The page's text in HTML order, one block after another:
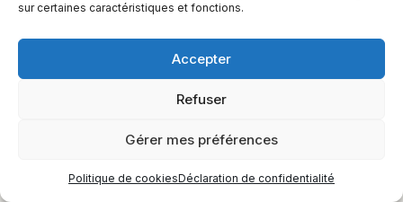
sur certaines caractéristiques et fonctions.
Accepter
Refuser
Gérer mes préférences
Politique de cookiesDéclaration de confidentialité